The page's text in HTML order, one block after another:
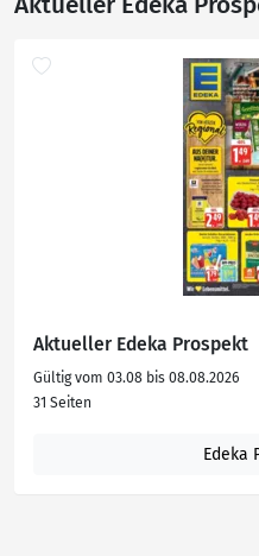
Aktueller Edeka Prospekt
Gültig vom 03.08 bis 08.08.2026
31 Seiten
Edeka